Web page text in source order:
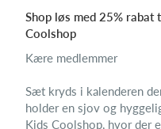
Shop løs med 25%
Coolshop
Kære medlemmer
Sæt kryds i kalenderen
holder en sjov og
Kids Coolshop, hvor der